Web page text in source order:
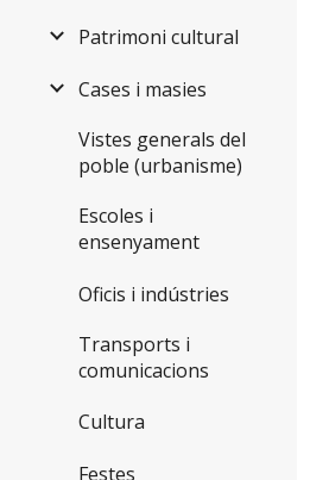
Patrimoni cultural
Cases i masies
Vistes generals del
poble (urbanisme)
Escoles i
ensenyament
Oficis i indústries
Transports i
comunicacions
Cultura
Festes